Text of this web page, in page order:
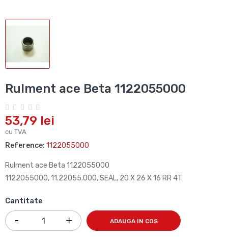
Rulment ace Beta 1122055000
53,79 lei
cu TVA
Reference: 1122055000
Rulment ace Beta 1122055000
1122055000, 11.22055.000, SEAL, 20 X 26 X 16 RR 4T
Cantitate
ADAUGA IN COS